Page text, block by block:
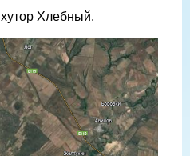
Хлебный.